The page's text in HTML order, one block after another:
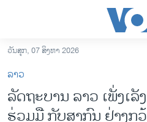
ເຂົ້າ
ຫາ
ຂ້າມ
ຂ້າມ
ຂ້າມ
ລາວ
ອາເມຣິກາ
ວັນສຸກ, 07 ສິງຫາ 2026
ລາວ
ລັດຖະບານ ລາວ ເພັ່ງເ
ຮ່ວມມື ກັບສາກົນ ຢ່າງກ